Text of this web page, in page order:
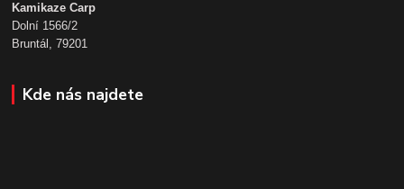
Kamikaze Carp
Dolní 1566/2
Bruntál, 79201
Kde nás najdete